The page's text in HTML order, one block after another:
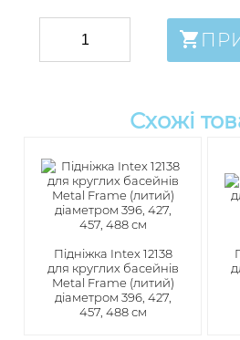
Схожі
Підніжка Intex 12138
для круглих басейнів
Metal Frame (литий)
діаметром 396, 427,
457, 488 см